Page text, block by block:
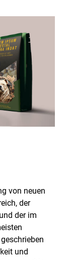
von neuen
der
der im
und